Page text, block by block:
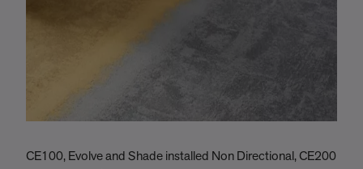
CE100, Evolve and Shade installed Non Directional, CE200